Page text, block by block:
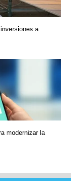
a
modernizar la